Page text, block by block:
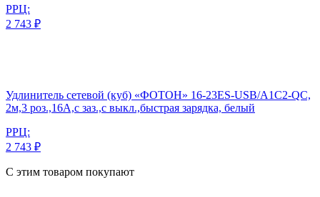
РРЦ:
2 743 ₽
Удлинитель сетевой (куб) «ФОТОН» 16-23ES-USB/A1C2-QC,
2м,3 роз.,16А,с заз.,с выкл.,быстрая зарядка, белый
РРЦ:
2 743 ₽
С этим товаром покупают